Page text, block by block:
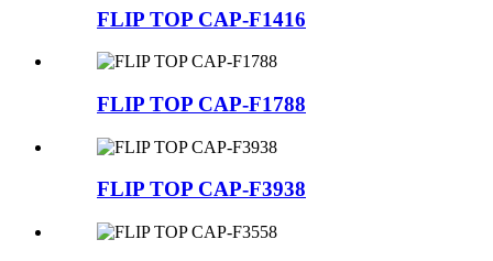
FLIP TOP CAP-F1416
FLIP TOP CAP-F1788
FLIP TOP CAP-F3938